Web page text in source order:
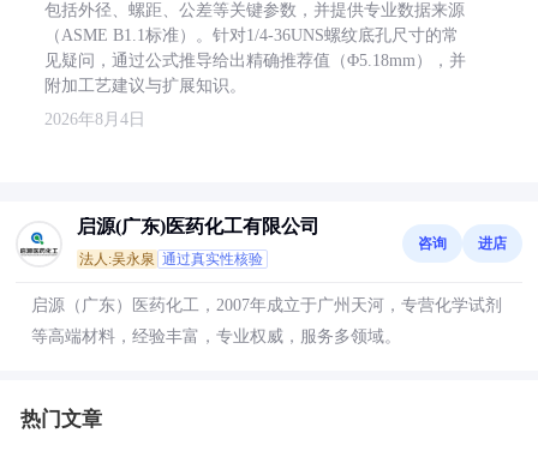
包括外径、螺距、公差等关键参数，并提供专业数据来源
（ASME B1.1标准）。针对1/4-36UNS螺纹底孔尺寸的常
见疑问，通过公式推导给出精确推荐值（Φ5.18mm），并
附加工艺建议与扩展知识。
2026年8月4日
启源(广东)医药化工有限公司
法人:吴永泉 通过真实性核验
咨询 进店
启源（广东）医药化工，2007年成立于广州天河，专营化学试剂
等高端材料，经验丰富，专业权威，服务多领域。
热门文章